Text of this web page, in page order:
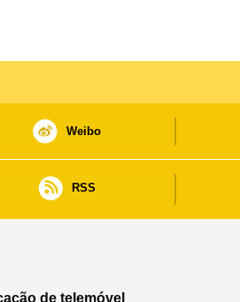
Weibo
RSS
de telemóvel